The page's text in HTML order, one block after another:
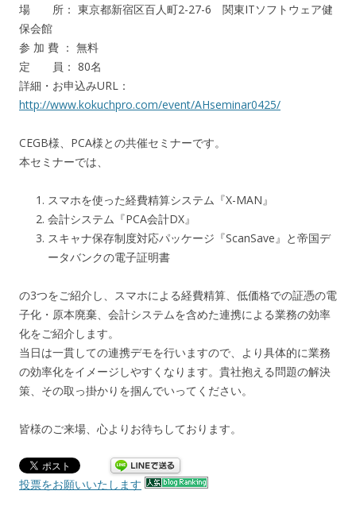
場 所： 東京都新宿区百人町2-27-6 関東ITソフトウェア健
保会館
参 加 費 ： 無料
定 員： 80名
詳細・お申込みURL：
http://www.kokuchpro.com/event/AHseminar0425/
CEGB様、PCA様との共催セミナーです。
本セミナーでは、
スマホを使った経費精算システム『X-MAN』
会計システム『PCA会計DX』
スキャナ保存制度対応パッケージ『ScanSave』と帝国デ
ータバンクの電子証明書
の3つをご紹介し、スマホによる経費精算、低価格での証憑の電
子化・原本廃棄、会計システムを含めた連携による業務の効率
化をご紹介します。
当日は一貫しての連携デモを行いますので、より具体的に業務
の効率化をイメージしやすくなります。貴社抱える問題の解決
策、その取っ掛かりを掴んでいってください。
皆様のご来場、心よりお待ちしております。
投票をお願いいたします